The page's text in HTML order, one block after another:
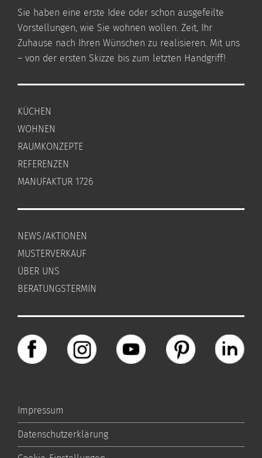
Sie haben eine erste Idee oder schon ausgefeilte
Vorstellungen, wie Sie wohnen wollen. Zeit, Ihr
Zuhause nach Ihren Wünschen zu realisieren. Mit uns
– von der ersten Skizze bis zum letzten Handgriff!
KÜCHEN
WOHNEN
RAUMKONZEPTE
REFERENZEN
MANUFAKTUR 1726
NEWS/AKTIONEN
MUSTERVERKAUF
ÜBER UNS
BERATUNGSTERMIN
Impressum
Datenschutzerklärung